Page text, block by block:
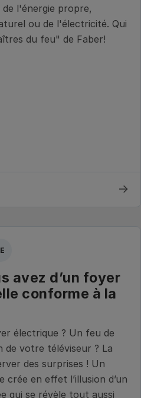
l'énergie propre,
ou de l'électricité. Qui
du feu" de Faber!
→
avez d’un foyer
conforme à la
électrique ? Un feu de
de votre téléviseur ? La
des surprises ! Un
en effet l’illusion d’un
qui se révèle tout aussi